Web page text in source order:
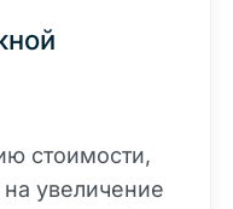
стоимости,
увеличение